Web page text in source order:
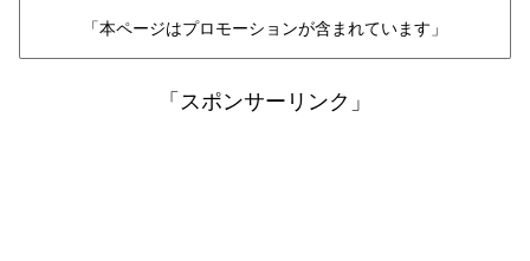
「本ページはプロモーションが含まれています」
「スポンサーリンク」